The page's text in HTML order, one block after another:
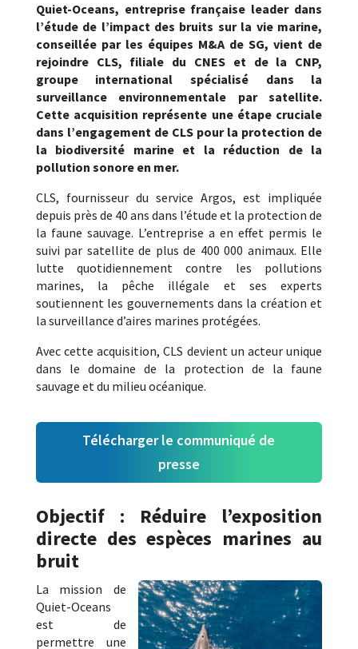
Quiet-Oceans, entreprise française leader dans
l’étude de l’impact des bruits sur la vie marine,
conseillée par les équipes M&A de SG, vient de
rejoindre CLS, filiale du CNES et de la CNP,
groupe international spécialisé dans la
surveillance environnementale par satellite.
Cette acquisition représente une étape cruciale
dans l’engagement de CLS pour la protection de
la biodiversité marine et la réduction de la
pollution sonore en mer.
CLS, fournisseur du service Argos, est impliquée
depuis près de 40 ans dans l’étude et la protection de
la faune sauvage. L’entreprise a en effet permis le
suivi par satellite de plus de 400 000 animaux. Elle
lutte quotidiennement contre les pollutions
marines, la pêche illégale et ses experts
soutiennent les gouvernements dans la création et
la surveillance d’aires marines protégées.
Avec cette acquisition, CLS devient un acteur unique
dans le domaine de la protection de la faune
sauvage et du milieu océanique.
Télécharger le communiqué de
presse
Objectif : Réduire l’exposition
directe des espèces marines au
bruit
La mission de
Quiet-Oceans
est de
permettre une